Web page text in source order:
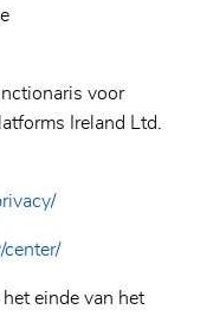
voor
Ireland Ltd.
einde van het